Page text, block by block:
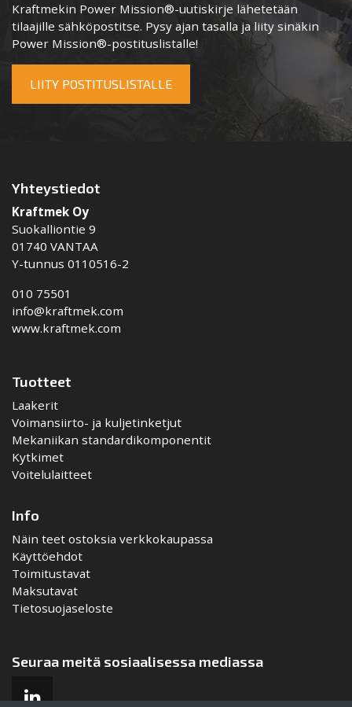
Kraftmekin Power Mission®-uutiskirje lähetetään
tilaajille sähköpostitse. Pysy ajan tasalla ja liity sinäkin
Power Mission®-postituslistalle!
LIITY POSTITUSLISTALLE
Yhteystiedot
Kraftmek Oy
Suokalliontie 9
01740 VANTAA
Y-tunnus 0110516-2
010 75501
info@kraftmek.com
www.kraftmek.com
Tuotteet
Laakerit
Voimansiirto- ja kuljetinketjut
Mekaniikan standardikomponentit
Kytkimet
Voitelulaitteet
Info
Näin teet ostoksia verkkokaupassa
Käyttöehdot
Toimitustavat
Maksutavat
Tietosuojaseloste
Seuraa meitä sosiaalisessa mediassa